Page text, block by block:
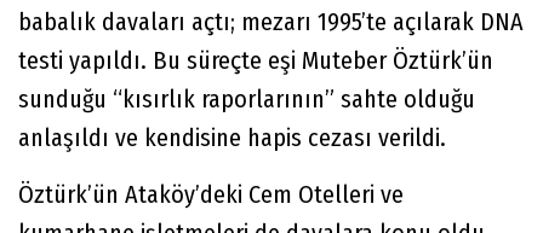
babalık davaları açtı; mezarı 1995’te açılarak DNA
testi yapıldı. Bu süreçte eşi Muteber Öztürk’ün
sunduğu “kısırlık raporlarının” sahte olduğu
anlaşıldı ve kendisine hapis cezası verildi.
Öztürk’ün Ataköy’deki Cem Otelleri ve